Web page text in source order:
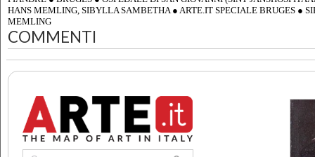
HANS MEMLING, SIBYLLA SAMBETHA● ARTE.IT SPECIALE BRUGES ●
MEMLING
COMMENTI